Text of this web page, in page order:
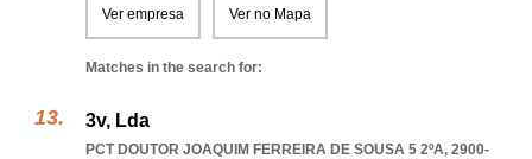
Ver empresa Ver no Mapa
Matches in the search for:
3v, Lda
PCT DOUTOR JOAQUIM FERREIRA DE SOUSA 5 2ºA, 2900-